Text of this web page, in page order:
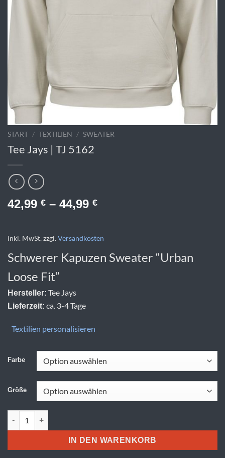
START / TEXTILIEN / SWEATER
Tee Jays | TJ 5162
42,99 € – 44,99 €
inkl. MwSt.zzgl.Versandkosten
Schwerer Kapuzen Sweater “Urban
Loose Fit”
Hersteller: Tee Jays
Lieferzeit: ca. 3-4 Tage
Textilien personalisieren
Farbe
Größe
IN DEN WARENKORB